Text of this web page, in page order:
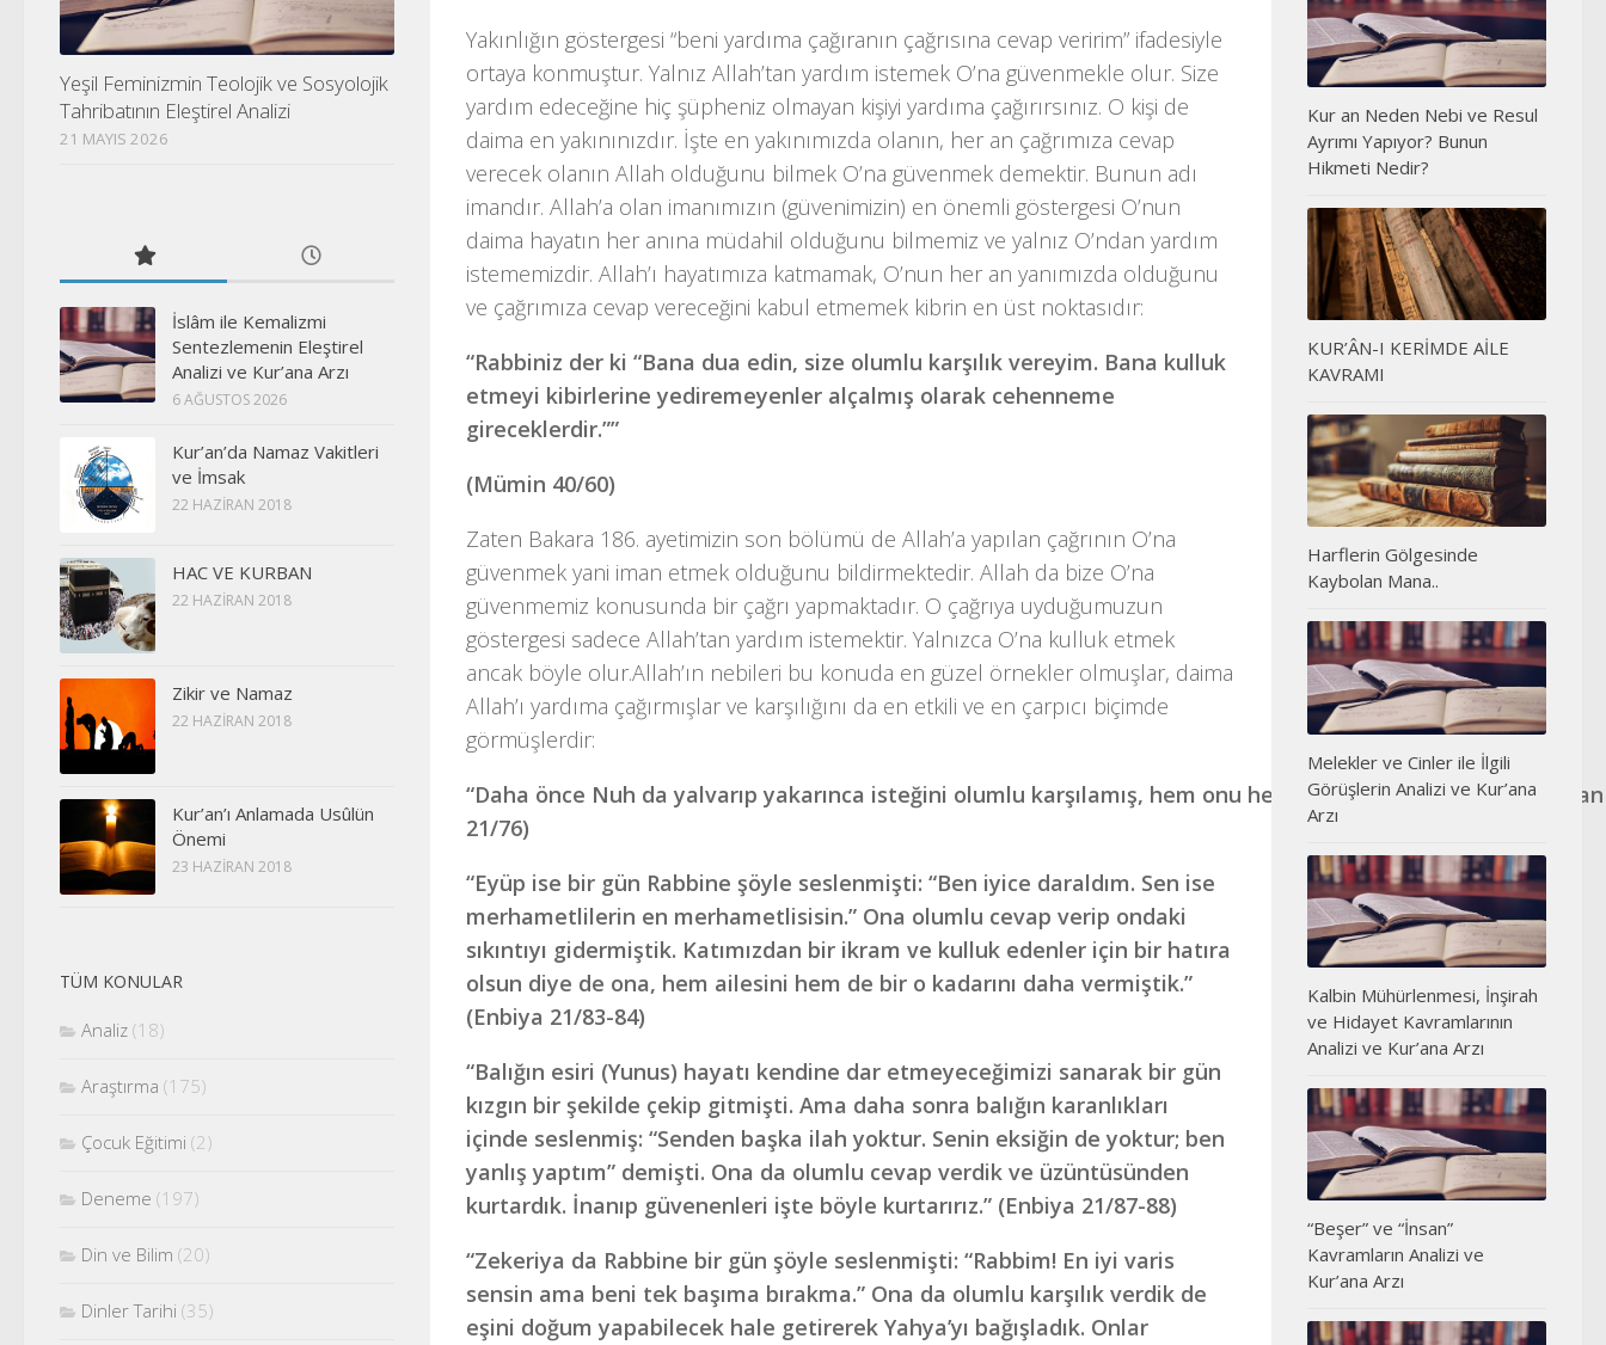
Yakınlığın göstergesi “beni yardıma çağıranın çağrısına cevap veririm” ifadesiyle
ortaya konmuştur. Yalnız Allah’tan yardım istemek O’na güvenmekle olur. Size
yardım edeceğine hiç şüpheniz olmayan kişiyi yardıma çağırırsınız. O kişi de
daima en yakınınızdır. İşte en yakınımızda olanın, her an çağrımıza cevap
verecek olanın Allah olduğunu bilmek O’na güvenmek demektir. Bunun adı
imandır. Allah’a olan imanımızın (güvenimizin) en önemli göstergesi O’nun
daima hayatın her anına müdahil olduğunu bilmemiz ve yalnız O’ndan yardım
istememizdir. Allah’ı hayatımıza katmamak, O’nun her an yanımızda olduğunu
ve çağrımıza cevap vereceğini kabul etmemek kibrin en üst noktasıdır:
“Rabbiniz der ki “Bana dua edin, size olumlu karşılık vereyim. Bana kulluk
etmeyi kibirlerine yediremeyenler alçalmış olarak cehenneme
gireceklerdir.””
(Mümin 40/60)
Zaten Bakara 186. ayetimizin son bölümü de Allah’a yapılan çağrının O’na
güvenmek yani iman etmek olduğunu bildirmektedir. Allah da bize O’na
güvenmemiz konusunda bir çağrı yapmaktadır. O çağrıya uyduğumuzun
göstergesi sadece Allah’tan yardım istemektir. Yalnızca O’na kulluk etmek
ancak böyle olur.Allah’ın nebileri bu konuda en güzel örnekler olmuşlar, daima
Allah’ı yardıma çağırmışlar ve karşılığını da en etkili ve en çarpıcı biçimde
görmüşlerdir:
“Daha önce Nuh da yalvarıp yakarınca isteğini olumlu karşılamış, hem onu hem de ailesini o büyük
21/76)
“Eyüp ise bir gün Rabbine şöyle seslenmişti: “Ben iyice daraldım. Sen ise
merhametlilerin en merhametlisisin.” Ona olumlu cevap verip ondaki
sıkıntıyı gidermiştik. Katımızdan bir ikram ve kulluk edenler için bir hatıra
olsun diye de ona, hem ailesini hem de bir o kadarını daha vermiştik.”
(Enbiya 21/83-84)
“Balığın esiri (Yunus) hayatı kendine dar etmeyeceğimizi sanarak bir gün
kızgın bir şekilde çekip gitmişti. Ama daha sonra balığın karanlıkları
içinde seslenmiş: “Senden başka ilah yoktur. Senin eksiğin de yoktur; ben
yanlış yaptım” demişti. Ona da olumlu cevap verdik ve üzüntüsünden
kurtardık. İnanıp güvenenleri işte böyle kurtarırız.” (Enbiya 21/87-88)
“Zekeriya da Rabbine bir gün şöyle seslenmişti: “Rabbim! En iyi varis
sensin ama beni tek başıma bırakma.” Ona da olumlu karşılık verdik de
eşini doğum yapabilecek hale getirerek Yahya’yı bağışladık. Onlar
Yeşil Feminizmin Teolojik ve Sosyolojik
Tahribatının Eleştirel Analizi
21 MAYIS 2026
İslâm ile Kemalizmi
Sentezlemenin Eleştirel
Analizi ve Kur’ana Arzı
6 AĞUSTOS 2026
Kur’an’da Namaz Vakitleri
ve İmsak
22 HAZIRAN 2018
HAC VE KURBAN
22 HAZIRAN 2018
Zikir ve Namaz
22 HAZIRAN 2018
Kur’an’ı Anlamada Usûlün
Önemi
23 HAZIRAN 2018
TÜM KONULAR
Analiz (18)
Araştırma (175)
Çocuk Eğitimi (2)
Deneme (197)
Din ve Bilim (20)
Dinler Tarihi (35)
Kur an Neden Nebi ve Resul
Ayrımı Yapıyor? Bunun
Hikmeti Nedir?
KUR’ÂN-I KERİMDE AİLE
KAVRAMI
Harflerin Gölgesinde
Kaybolan Mana..
Melekler ve Cinler ile İlgili
Görüşlerin Analizi ve Kur’ana
Arzı
Kalbin Mühürlenmesi, İnşirah
ve Hidayet Kavramlarının
Analizi ve Kur’ana Arzı
“Beşer” ve “İnsan”
Kavramların Analizi ve
Kur’ana Arzı